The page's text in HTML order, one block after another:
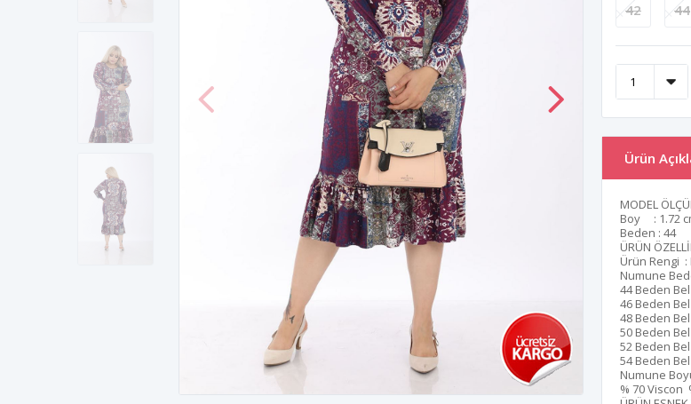
42 44
Ürün
MODEL
Boy : 1.72
Beden : 44
ÜRÜN
Ürün Rengi :
Numune
44 Beden
46 Beden
48 Beden
50 Beden
52 Beden
54 Beden
Numune
% 70 Viscon